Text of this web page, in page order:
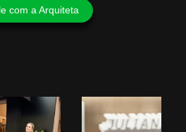
com a Arquiteta